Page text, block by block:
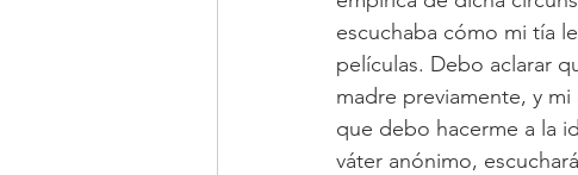
escuchaba cómo mi tía
películas. Debo aclarar
madre previamente, y
que debo hacerme a la
váter anónimo,